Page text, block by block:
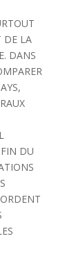
DE LA
DANS
DU